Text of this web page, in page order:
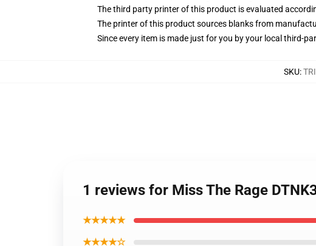
The third party printer of this product is evaluated
The printer of this product sources blanks from
Since every item is made just for you by your local third-
SKU:
1 reviews for Miss The Rage
★★★★★
★★★★☆